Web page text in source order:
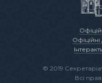
© 2019
Всі